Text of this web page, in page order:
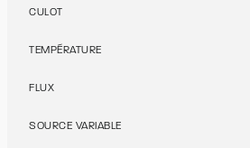
CULOT
TEMPÉRATURE
FLUX
SOURCE VARIABLE